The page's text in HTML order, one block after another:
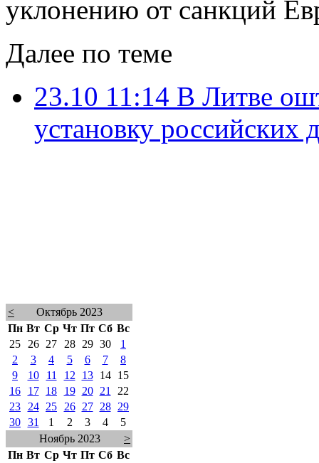
уклонению от санкций
Далее по теме
23.10 11:14 В Литве
установку российских
<
Октябрь 2023
Пн Вт Ср Чт Пт Сб Вс
25
26 27 28 29 30
1
2
3 4 5 6 7
8
9
10 11 12 13 14
15
16
17 18 19 20 21
22
23
24 25 26 27 28
29
30 31 1 2 3 4
5
Ноябрь 2023
>
Пн Вт Ср Чт Пт Сб Вс